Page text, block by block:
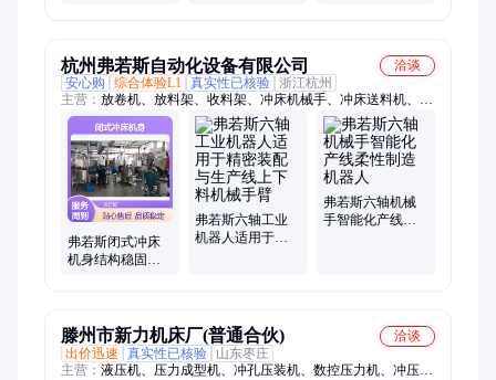
杭州弗若斯自动化设备有限公司
洽谈
安心购
综合体验L1 真实性已核验 浙江杭州
主营： 放卷机、放料架、收料架、冲床机械手、冲床送料机、校
平机、材料架、整平送料机、铝板收卷机、五金冲压件、自动开
卷机、制作生产线、自动送料机、成品整平机、精密整平机、伺
服送料机、三机一体机、全自动旋铆机、高速伺服送料、精密薄
板整平机
弗若斯闭式冲床
机身结构稳固适
弗若斯六轴工业
机器人适用于精
弗若斯六轴机械
手智能化产线柔
滕州市新力机床厂(普通合伙)
洽谈
出价迅速
真实性已核验
山东枣庄
主营： 液压机、压力成型机、冲孔压装机、数控压力机、冲压油